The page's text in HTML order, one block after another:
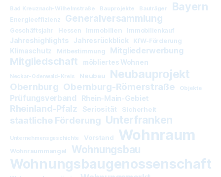
Bad Kreuznach-Wilhelmstraße Bauprojekte Bauträger Bayern
Energieeffizienz Generalversammlung
Geschäftsjahr Hessen Immobilien Immobilienkauf
Jahreshighlights Jahresrückblick KfW-Förderung
Klimaschutz Mitbestimmung Mitgliederwerbung
Mitgliedschaft möbliertes Wohnen
Neckar-Odenwald-Kreis Neubau Neubauprojekt
Obernburg Obernburg-Römerstraße Objekte
Prüfungsverband Rhein-Main-Gebiet
Rheinland-Pfalz Seriosität Sicherheit
staatliche Förderung Unterfranken
Unternehmensgeschichte Vorstand Wohnraum
Wohnraummangel Wohnungsbau
Wohnungsbaugenossenschaft